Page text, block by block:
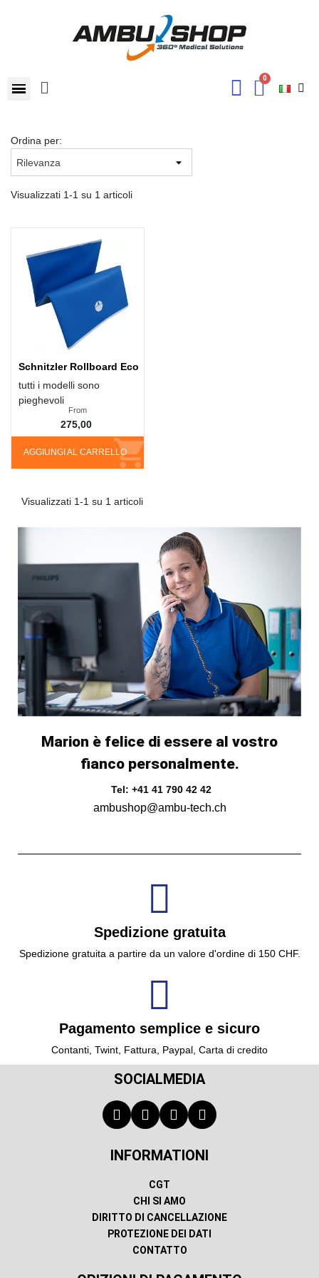
Ordina per:
Visualizzati 1-1 su 1 articoli
Schnitzler Rollboard Eco
tutti i modelli sono
pieghevoli
AGGIUNGI AL CARRELLO
From
275,00
Visualizzati 1-1 su 1 articoli
Marion è felice di essere al vostro
fianco personalmente.
Tel: +41 41 790 42 42
ambushop@ambu-tech.ch
Spedizione gratuita
Spedizione gratuita a partire da un valore d'ordine di 150 CHF.
Pagamento semplice e sicuro
Contanti, Twint, Fattura, Paypal, Carta di credito
SOCIALMEDIA
INFORMATIONI
CGT
CHI SI AMO
DIRITTO DI CANCELLAZIONE
PROTEZIONE DEI DATI
CONTATTO